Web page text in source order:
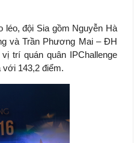
léo, đội Sia gồm Nguyễn Hà
và Trần Phương Mai – ĐH
trí quán quân IPChallenge
với 143,2 điểm.